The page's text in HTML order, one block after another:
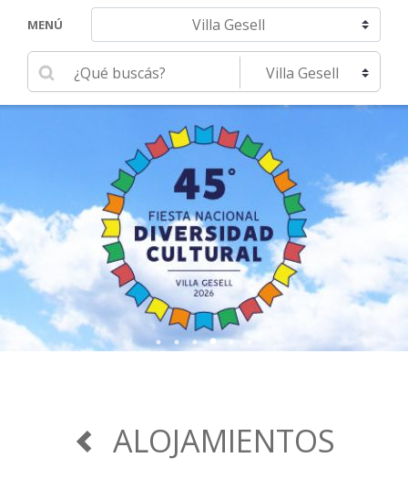
MENÚ Navegar hacia otra localidad
Ingrese su búsqueda Seleccione una localidad
ALOJAMIENTOS